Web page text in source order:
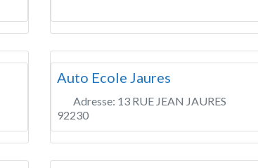
Auto Ecole Jaures
Adresse: 13 RUE JEAN JAURES
92230